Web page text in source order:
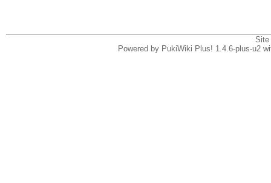
Powered by PukiWiki Plus! 1.4.6-plus-u2